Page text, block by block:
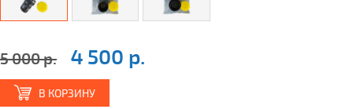
5 000 р. 4 500 р.
В КОРЗИНУ